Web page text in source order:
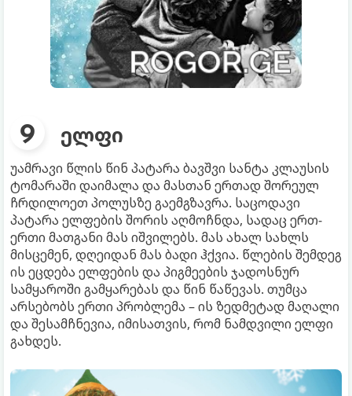
ელფი
უამრავი წლის წინ პატარა ბავშვი სანტა კლაუსის
ტომარაში დაიმალა და მასთან ერთად შორეულ
ჩრდილოეთ პოლუსზე გაემგზავრა. საცოდავი
პატარა ელფების შორის აღმოჩნდა, სადაც ერთ-
ერთი მათგანი მას იშვილებს. მას ახალ სახლს
მისცემენ, დღეიდან მას ბადი ჰქვია. წლების შემდეგ
ის ეცდება ელფების და პიგმეების ჯადოსნურ
სამყაროში გამყარებას და წინ წაწევას. თუმცა
არსებობს ერთი პრობლემა – ის ზედმეტად მაღალი
და შესამჩნევია, იმისათვის, რომ ნამდვილი ელფი
გახდეს.